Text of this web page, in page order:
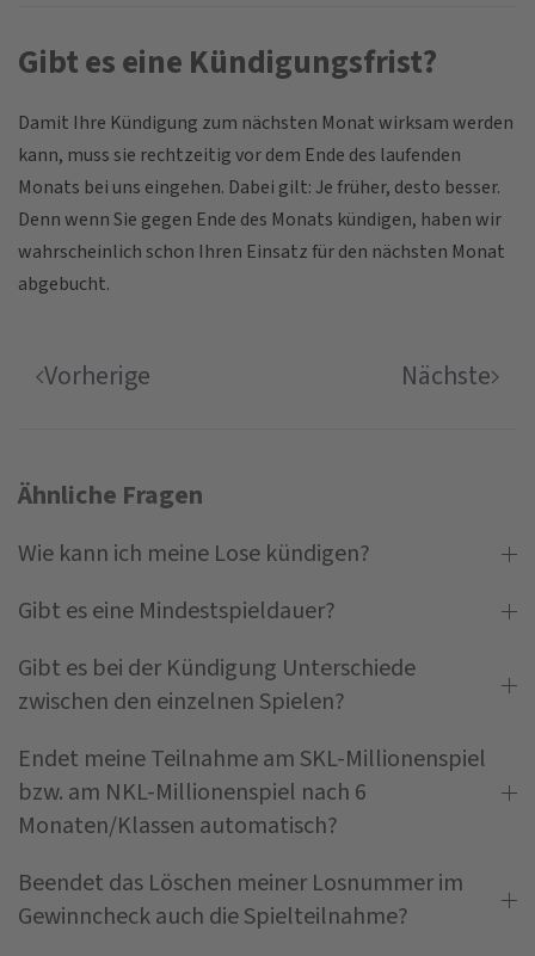
Gibt es eine Kündigungsfrist?
Damit Ihre Kündigung zum nächsten Monat wirksam werden
kann, muss sie rechtzeitig vor dem Ende des laufenden
Monats bei uns eingehen. Dabei gilt: Je früher, desto besser.
Denn wenn Sie gegen Ende des Monats kündigen, haben wir
wahrscheinlich schon Ihren Einsatz für den nächsten Monat
abgebucht.
Vorherige Nächste
Ähnliche Fragen
Wie kann ich meine Lose kündigen?
Gibt es eine Mindestspieldauer?
Gibt es bei der Kündigung Unterschiede
zwischen den einzelnen Spielen?
Endet meine Teilnahme am SKL-Millionenspiel
bzw. am NKL-Millionenspiel nach 6
Monaten/Klassen automatisch?
Beendet das Löschen meiner Losnummer im
Gewinncheck auch die Spielteilnahme?